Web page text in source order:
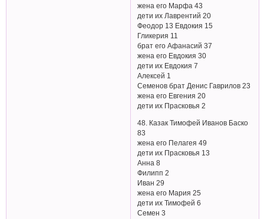
жена его Марфа 43
дети их Лаврентий 20
Феодор 13 Евдокия 15
Гликерия 11
брат его Афанасий 37
жена его Евдокия 30
дети их Евдокия 7
Алексей 1
Семенов брат Денис Гаврилов 23
жена его Евгения 20
дети их Прасковья 2
48. Казак Тимофей Иванов Баско
83
жена его Пелагея 49
дети их Прасковья 13
Анна 8
Филипп 2
Иван 29
жена его Мария 25
дети их Тимофей 6
Семен 3